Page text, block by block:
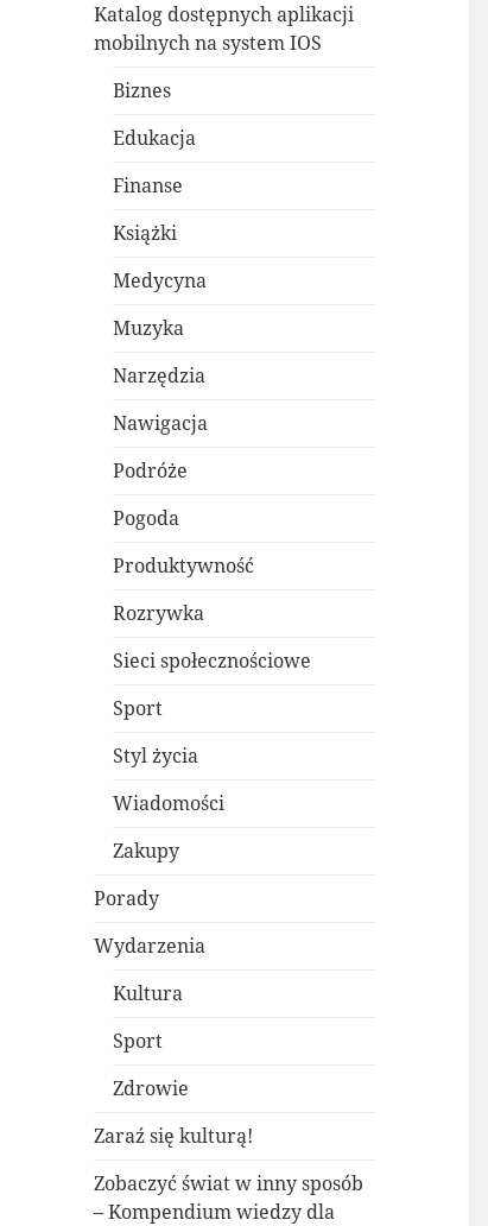
Katalog dostępnych aplikacji
mobilnych na system IOS
Biznes
Edukacja
Finanse
Książki
Medycyna
Muzyka
Narzędzia
Nawigacja
Podróże
Pogoda
Produktywność
Rozrywka
Sieci społecznościowe
Sport
Styl życia
Wiadomości
Zakupy
Porady
Wydarzenia
Kultura
Sport
Zdrowie
Zaraź się kulturą!
Zobaczyć świat w inny sposób
– Kompendium wiedzy dla